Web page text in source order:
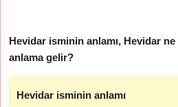
Hevidar isminin anlamı, Hevidar
anlama gelir?
Hevidar isminin anlamı